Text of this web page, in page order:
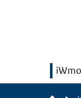
iWmo